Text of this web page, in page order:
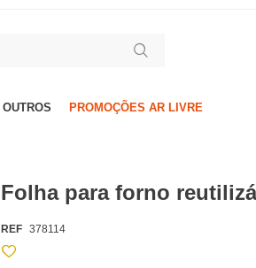
OUTROS PROMOÇÕES AR LIVRE
Folha para forno
REF 378114